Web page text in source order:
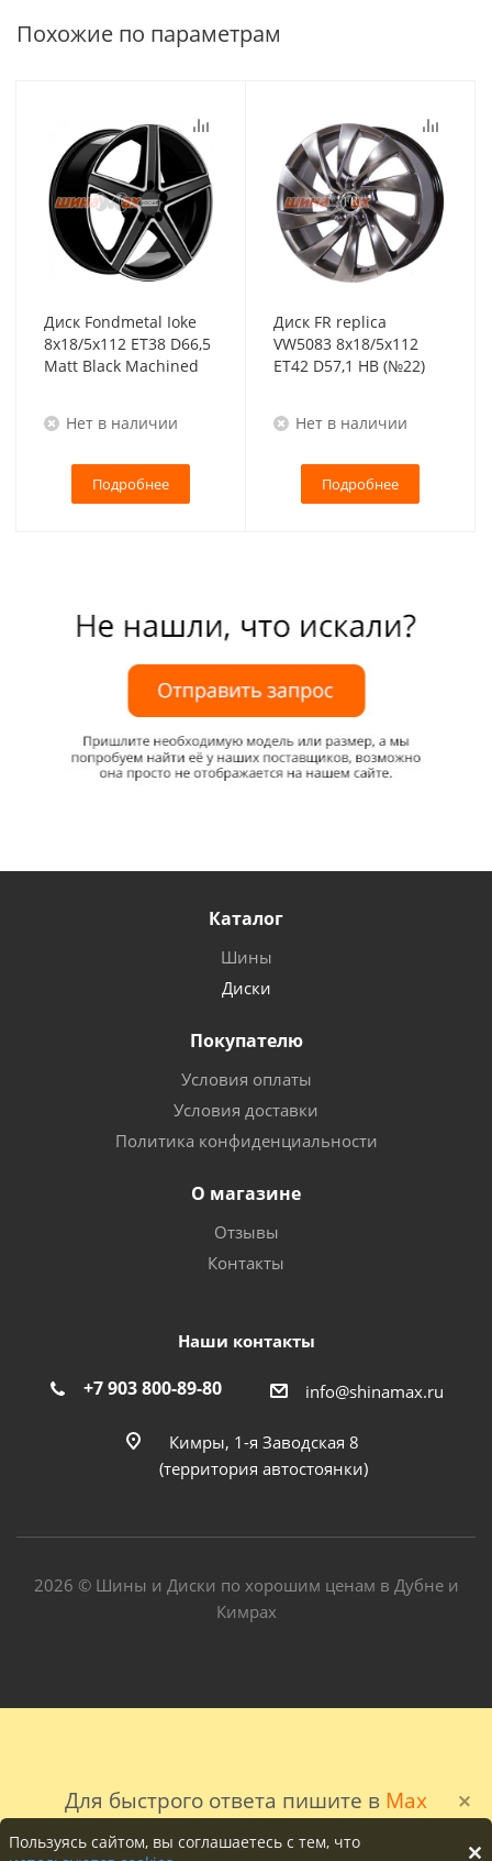
Для быстрого ответа пишите в Max
Похожие по параметрам
Диск Fondmetal Ioke
8x18/5x112 ET38 D66,5
Matt Black Machined
Нет в наличии
Подробнее
Диск FR replica
VW5083 8x18/5x112
ET42 D57,1 HB (№22)
Нет в наличии
Подробнее
Каталог
Шины
Диски
Покупателю
Условия оплаты
Условия доставки
Политика конфиденциальности
О магазине
Отзывы
Контакты
Наши контакты
+7 903 800-89-80 info@shinamax.ru
Кимры, 1-я Заводская 8
(территория автостоянки)
2026 © Шины и Диски по хорошим ценам в Дубне и
Кимрах
Пользуясь сайтом, вы соглашаетесь с тем, что